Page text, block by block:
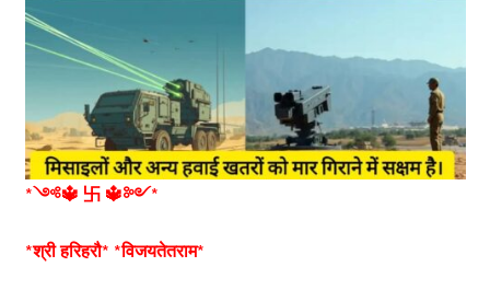
*༺🔱 卐 🔱༻*
*श्री हरिहरौ* *विजयतेतराम*